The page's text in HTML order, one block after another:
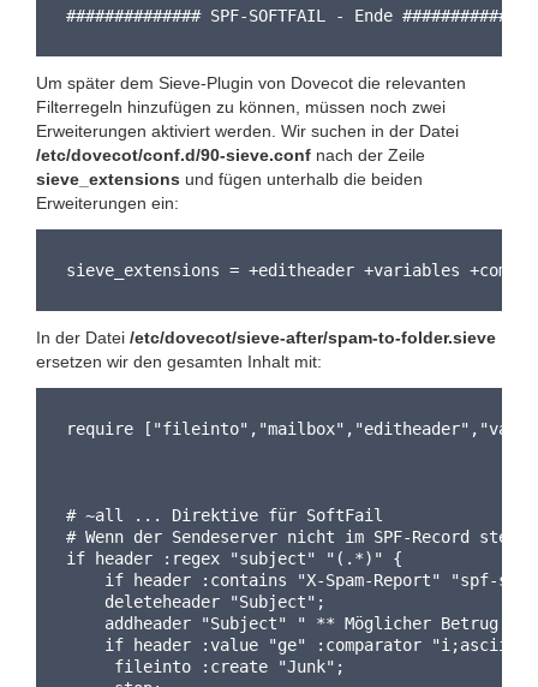
Um später dem Sieve-Plugin von Dovecot die relevanten
Filterregeln hinzufügen zu können, müssen noch zwei
Erweiterungen aktiviert werden. Wir suchen in der Datei
/etc/dovecot/conf.d/90-sieve.confnach der Zeile
sieve_extensions und fügen unterhalb die beiden
Erweiterungen ein:
sieve_extensions = +editheader +variables
In der Datei /etc/dovecot/sieve-after/spam-to-folder.sieve
ersetzen wir den gesamten Inhalt mit:
require
# ~all ... Direktive für SoftFail
# Wenn der Sendeserver nicht im SPF-Record steht.
if header :regex "subject" "(.*)" {
if header :contains "X-Spam-Report" "spf-
deleteheader "Subject";
addheader "Subject" " ** Möglicher Betrug!
if header :value "ge" :comparator "i;ascii-
fileinto :create "Junk";